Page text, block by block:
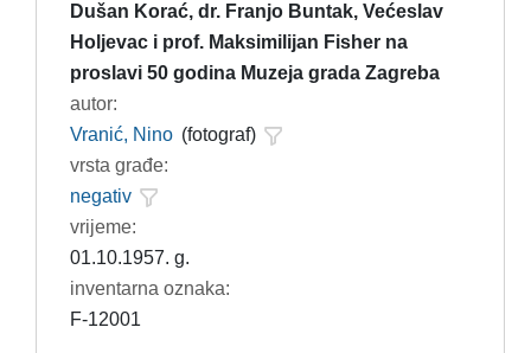
Dušan Korać, dr. Franjo Buntak, Većeslav
Holjevac i prof. Maksimilijan Fisher na
proslavi 50 godina Muzeja grada Zagreba
autor:
Vranić, Nino (fotograf)
vrsta građe:
negativ
vrijeme:
01.10.1957. g.
inventarna oznaka:
F-12001